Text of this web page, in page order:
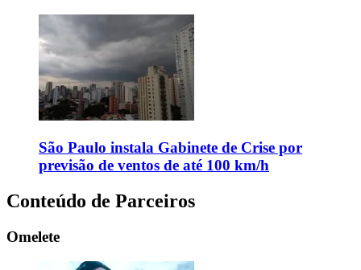
São Paulo instala Gabinete de Crise por
previsão de ventos de até 100 km/h
Conteúdo de Parceiros
Omelete